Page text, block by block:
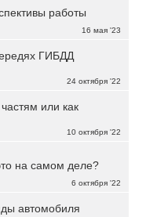
16 мая '23
работы
24 октября '22
ГИБДД
10 октября '22
или как
6 октября '22
на самом деле?
автомобиля